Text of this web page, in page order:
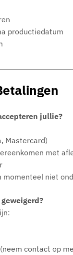
productiedatum
jullie?
Mastercard)
met
momenteel niet
contact op